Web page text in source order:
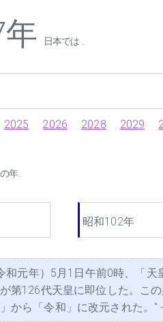
日本では ...
2025 2026 2028 2029
年...
昭和102年
和元年）5月1日午前0時、「
第126代天皇に即位した。こ
から「令和」に改元された。"